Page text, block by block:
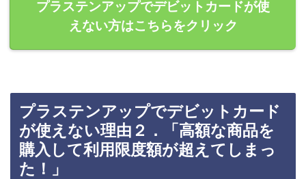
プラステンアップでデビットカードが使
えない方はこちらをクリック
プラステンアップでデビットカード
が使えない理由２．「高額な商品を
購入して利用限度額が超えてしまっ
た！」